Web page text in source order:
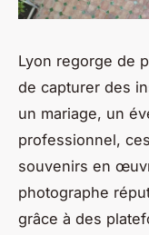
Lyon regorge de
de capturer des
un mariage, un
professionnel,
souvenirs en
photographe
grâce à des